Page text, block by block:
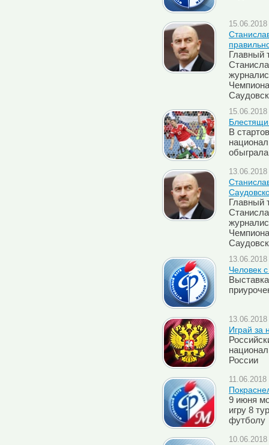
Главный
В
Главный
Человек
Играй за
России
9 июня
игру 8
футболу